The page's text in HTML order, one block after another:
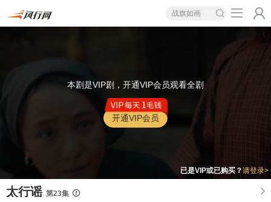
战旗如画
本剧是VIP剧，开通VIP会员观看全剧
开通VIP会员
已是VIP或已购买？请登录>
太行谣 第23集